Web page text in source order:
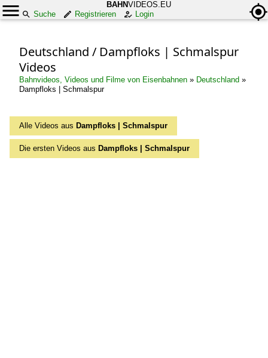
BAHNVIDEOS.EU
Suche
Registrieren Login
Deutschland / Dampfloks | Schmalspur
Videos
Bahnvideos, Videos und Filme von Eisenbahnen » Deutschland »
Dampfloks | Schmalspur
Alle Videos aus Dampfloks | Schmalspur
Die ersten Videos aus Dampfloks | Schmalspur